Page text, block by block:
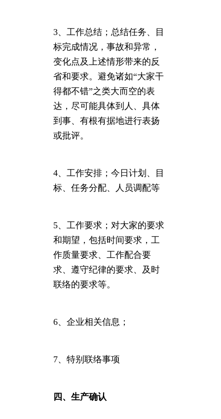
3、工作总结；总结任务、目
标完成情况，事故和异常，
变化点及上述情形带来的反
省和要求。避免诸如“大家干
得都不错”之类大而空的表
达，尽可能具体到人、具体
到事、有根有据地进行表扬
或批评。
4、工作安排；今日计划、目
标、任务分配、人员调配等
5、工作要求；对大家的要求
和期望，包括时间要求，工
作质量要求、工作配合要
求、遵守纪律的要求、及时
联络的要求等。
6、企业相关信息；
7、特别联络事项
四、生产确认